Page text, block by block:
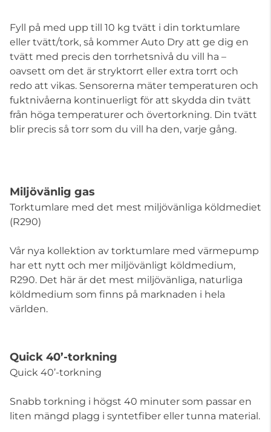
Fyll på med upp till 10 kg tvätt i din torktumlare
eller tvätt/tork, så kommer Auto Dry att ge dig en
tvätt med precis den torrhetsnivå du vill ha –
oavsett om det är stryktorrt eller extra torrt och
redo att vikas. Sensorerna mäter temperaturen och
fuktnivåerna kontinuerligt för att skydda din tvätt
från höga temperaturer och övertorkning. Din tvätt
blir precis så torr som du vill ha den, varje gång.
Miljövänlig gas
Torktumlare med det mest miljövänliga köldmediet
(R290)
Vår nya kollektion av torktumlare med värmepump
har ett nytt och mer miljövänligt köldmedium,
R290. Det här är det mest miljövänliga, naturliga
köldmedium som finns på marknaden i hela
världen.
Quick 40’-torkning
Quick 40’-torkning
Snabb torkning i högst 40 minuter som passar en
liten mängd plagg i syntetfiber eller tunna material.